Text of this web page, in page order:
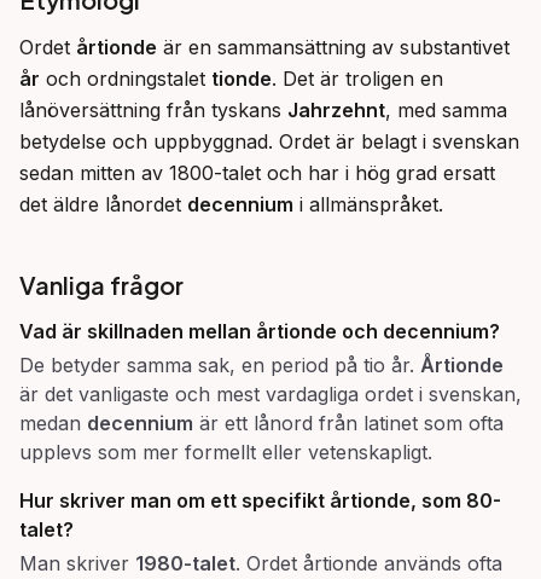
Ordet årtionde
år och ordningstalet tionde. Det är troligen en
lånöversättning från tyskans Jahrzehnt, med samma
betydelse och uppbyggnad. Ordet är belagt i svenskan
sedan mitten av 1800-talet och har i hög grad ersatt
det äldre lånordet decennium i allmänspråket.
Vanliga frågor
Vad är skillnaden mellan årtionde och decennium?
De betyder samma sak, en period på tio år. Årtionde
är det vanligaste och mest vardagliga ordet i svenskan,
medan decennium är ett lånord från latinet som ofta
upplevs som mer formellt eller vetenskapligt.
Hur skriver man om ett specifikt årtionde, som 80-
talet?
Man skriver 1980-talet. Ordet årtionde används ofta